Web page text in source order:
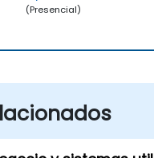
(Presencial)